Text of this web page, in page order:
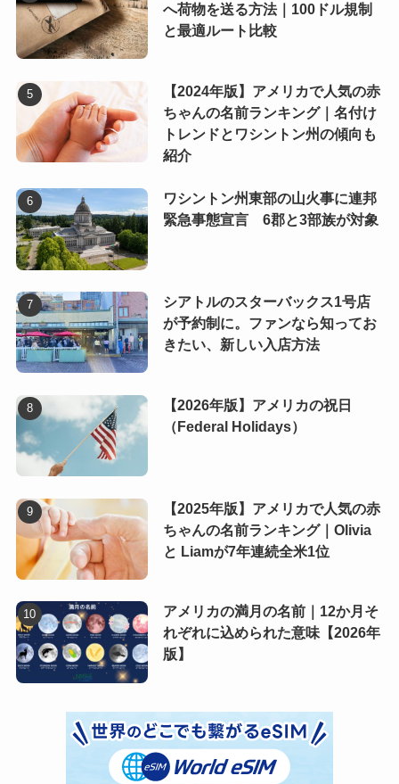
へ荷物を送る方法｜100ドル規制
と最適ルート比較
【2024年版】アメリカで人気の赤
ちゃんの名前ランキング｜名付け
トレンドとワシントン州の傾向も
紹介
ワシントン州東部の山火事に連邦
緊急事態宣言 6郡と3部族が対象
シアトルのスターバックス1号店
が予約制に。ファンなら知ってお
きたい、新しい入店方法
【2026年版】アメリカの祝日
（Federal Holidays）
【2025年版】アメリカで人気の赤
ちゃんの名前ランキング｜Olivia
と Liamが7年連続全米1位
アメリカの満月の名前｜12か月そ
れぞれに込められた意味【2026年
版】